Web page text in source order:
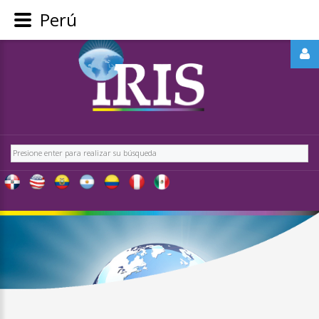
Buscar
REGÍSTRATE
OBTÉN
EXCLUSIVO
PARA
USUARIOS
IRIS
Perú